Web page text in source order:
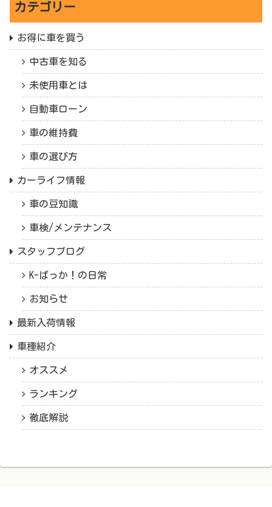
カテゴリー
お得に車を買う
中古車を知る
未使用車とは
自動車ローン
車の維持費
車の選び方
カーライフ情報
車の豆知識
車検/メンテナンス
スタッフブログ
K-ばっか！の日常
お知らせ
最新入荷情報
車種紹介
オススメ
ランキング
徹底解説